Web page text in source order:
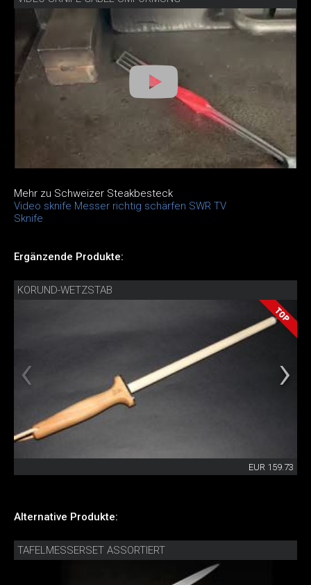
Mehr zu Schweizer Steakbesteck
Video sknife Messer richtig schärfen SWR TV
Sknife
Ergänzende Produkte:
KORUND-WETZSTAB
EUR 159.73
Alternative Produkte:
TAFELMESSERSET ASSORTIERT